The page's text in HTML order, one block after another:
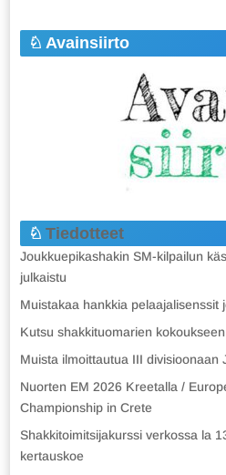
Avainsiirto
Tiedotteet
Joukkuepikashakin SM-kilpailun
julkaistu
Muistakaa hankkia pelaajalisenssit
Kutsu shakkituomarien
Muista ilmoittautua III divisioonaan
Nuorten EM 2026 Kreetalla /
Championship in Crete
Shakkitoimitsijakurssi verkossa la
kertauskoe